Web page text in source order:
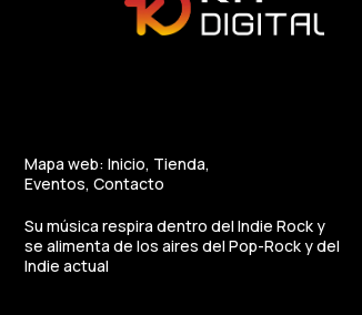
Mapa web: Inicio, Tienda,
Eventos, Contacto
Su música respira dentro del Indie Rock y
se alimenta de los aires del Pop-Rock y del
Indie actual